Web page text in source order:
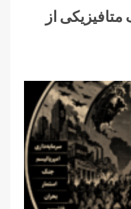
از